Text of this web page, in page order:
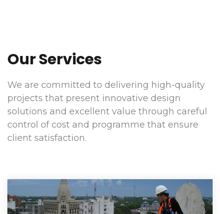
Our Services
We are committed to delivering high-quality
projects that present innovative design
solutions and excellent value through careful
control of cost and programme that ensure
client satisfaction.